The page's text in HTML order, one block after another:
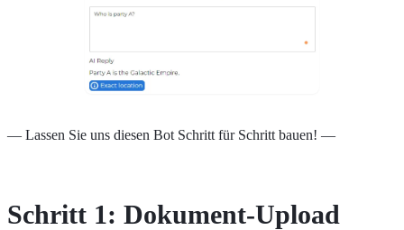
— Lassen Sie uns diesen Bot Schritt für Schritt bauen! —
Schritt 1: Dokument-Upload